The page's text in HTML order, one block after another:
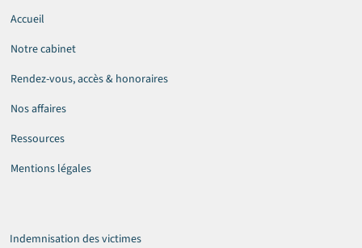
Accueil
Notre cabinet
Rendez-vous, accès & honoraires
Nos affaires
Ressources
Mentions légales
Indemnisation des victimes